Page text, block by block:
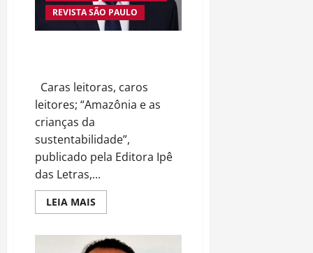
REVISTA SÃO PAULO
Caras leitoras, caros
leitores; “Amazônia e as
crianças da
sustentabilidade”,
publicado pela Editora Ipê
das Letras,...
LEIA MAISRead
more
E
AS